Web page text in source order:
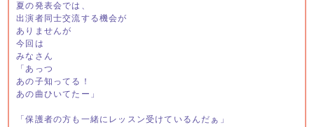
夏の発表会では、
出演者同士交流する機会が
ありませんが
今回は
みなさん
「あっつ
あの子知ってる！
あの曲ひいてたー」
「保護者の方も一緒にレッスン受けているんだぁ」